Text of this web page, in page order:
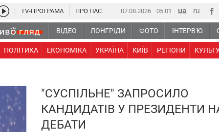
07.08.2026 05 01
ВІДЕО ЛОНГРІДИ ФОТО ІНТЕРВ'Ю
ПОЛІТИКА ЕКОНОМІКА УКРАЇНА КИЇВ РЕГІОНИ
TV-ПРОГРАМА ПРО НАС
"СУСПІЛЬНЕ" ЗАПРОСИЛО
КАНДИДАТІВ У ПРЕЗИДЕНТИ
ДЕБАТИ